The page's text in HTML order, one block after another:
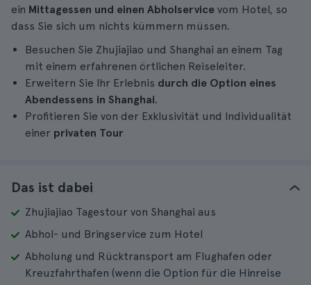
ein Mittagessen und einen Abholservice vom Hotel, so
dass Sie sich um nichts kümmern müssen.
Besuchen Sie Zhujiajiao und Shanghai an einem Tag
mit einem erfahrenen örtlichen Reiseleiter.
Erweitern Sie Ihr Erlebnis durch die Option eines
Abendessens in Shanghai.
Profitieren Sie von der Exklusivität und Individualität
einer privaten Tour
Das ist dabei
Zhujiajiao Tagestour von Shanghai aus
Abhol- und Bringservice zum Hotel
Abholung und Rücktransport am Flughafen oder
Kreuzfahrthafen (wenn die Option für die Hinreise